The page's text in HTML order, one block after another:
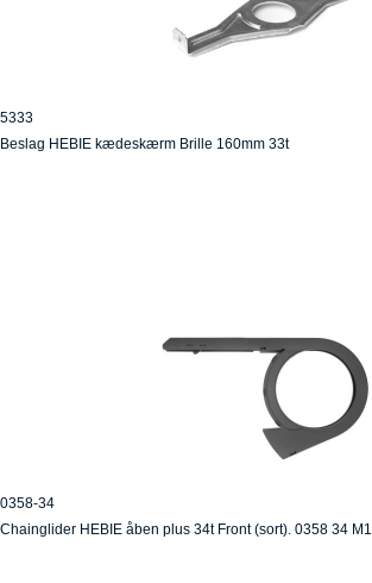
5333
Beslag HEBIE kædeskærm Brille 160mm 33t
0358-34
Chainglider HEBIE åben plus 34t Front (sort). 0358 34 M1